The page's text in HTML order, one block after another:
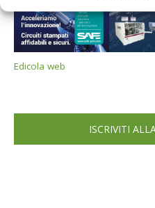
Edicola web
ISCRIVITI